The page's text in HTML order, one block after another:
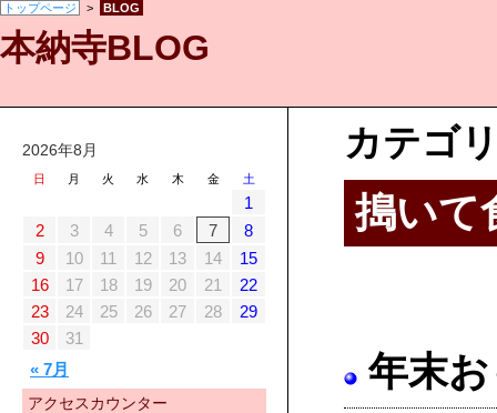
本納寺BLOG
トップページ > BLOG
2026年8月
日 月 火 水 木 金 土
« 7月
1
2
3 4 5 6 7
8
9
10 11 12 13 14
15
16
17 18 19 20 21
22
23
24 25 26 27 28
29
30
31
アクセスカウンター
カテゴ
搗いて
年末